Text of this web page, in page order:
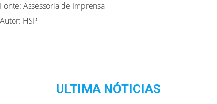
Fonte: Assessoria de Imprensa
Autor: HSP
ULTIMA NÓTICIAS